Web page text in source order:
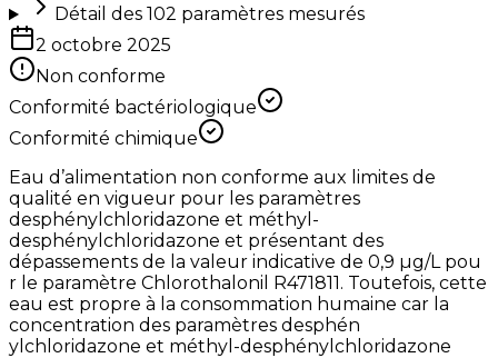
Détail des 102 paramètres mesurés
2 octobre 2025
Non conforme
Conformité bactériologique
Conformité chimique
Eau d’alimentation non conforme aux limites de
qualité en vigueur pour les paramètres
desphénylchloridazone et méthyl-
desphénylchloridazone et présentant des
dépassements de la valeur indicative de 0,9 µg/L pou
r le paramètre Chlorothalonil R471811. Toutefois, cette
eau est propre à la consommation humaine car la
concentration des paramètres desphén
ylchloridazone et méthyl-desphénylchloridazone